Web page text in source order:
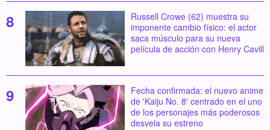
Russell Crowe (62) muestra su
imponente cambio físico: el actor
saca músculo para su nueva
película de acción con Henry Cavill
Fecha confirmada: el nuevo anime
de 'Kaiju No. 8' centrado en el uno
de los personajes más poderosos
desvela su estreno